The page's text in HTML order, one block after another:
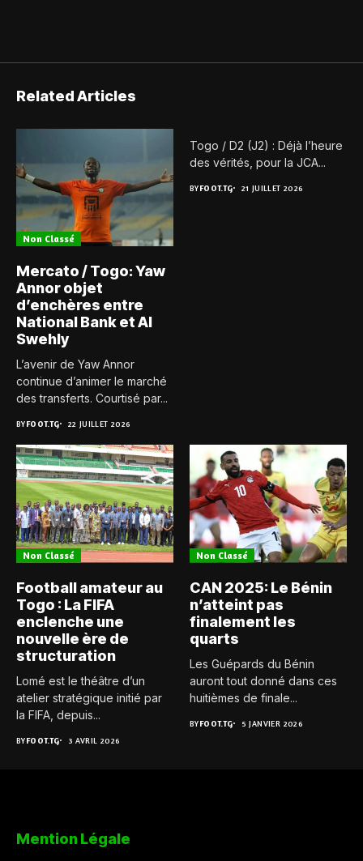
Related Articles
Non Classé
Mercato / Togo: Yaw
Annor objet
d’enchères entre
National Bank et Al
Swehly
L’avenir de Yaw Annor
continue d’animer le marché
des transferts. Courtisé par...
BYFOOT.TG 22 JUILLET 2026
Togo / D2 (J2) : Déjà l’heure
des vérités, pour la JCA...
BYFOOT.TG 21 JUILLET 2026
Non Classé
Football amateur au
Togo : La FIFA
enclenche une
nouvelle ère de
structuration
Lomé est le théâtre d’un
atelier stratégique initié par
la FIFA, depuis...
BYFOOT.TG 3 AVRIL 2026
Non Classé
CAN 2025: Le Bénin
n’atteint pas
finalement les
quarts
Les Guépards du Bénin
auront tout donné dans ces
huitièmes de finale...
BYFOOT.TG 5 JANVIER 2026
Mention Légale